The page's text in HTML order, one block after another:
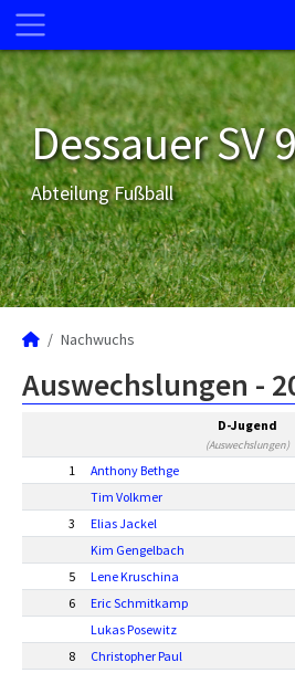
Dessauer SV
Abteilung Fußball
Nachwuchs
Auswechslungen -
D-Jugend
(Auswechslungen)
1 Anthony Bethge
Tim Volkmer
3
Elias Jackel
Kim Gengelbach
5
Lene Kruschina
6
Eric Schmitkamp
Lukas Posewitz
8
Christopher Paul